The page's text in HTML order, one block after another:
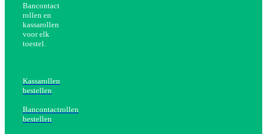
Bancontact
rollen en
kassarollen
voor elk
toestel.
Kassarollen
bestellen
Bancontactrollen
bestellen